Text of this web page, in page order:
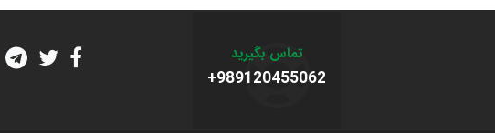
تماس بگیرید
+989120455062